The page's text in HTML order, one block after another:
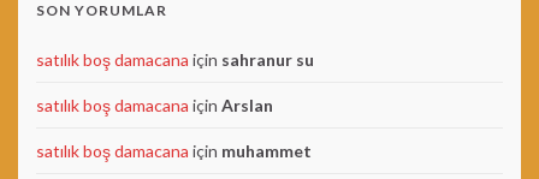
SON YORUMLAR
satılık boş damacana için sahranur su
satılık boş damacana için Arslan
satılık boş damacana için muhammet